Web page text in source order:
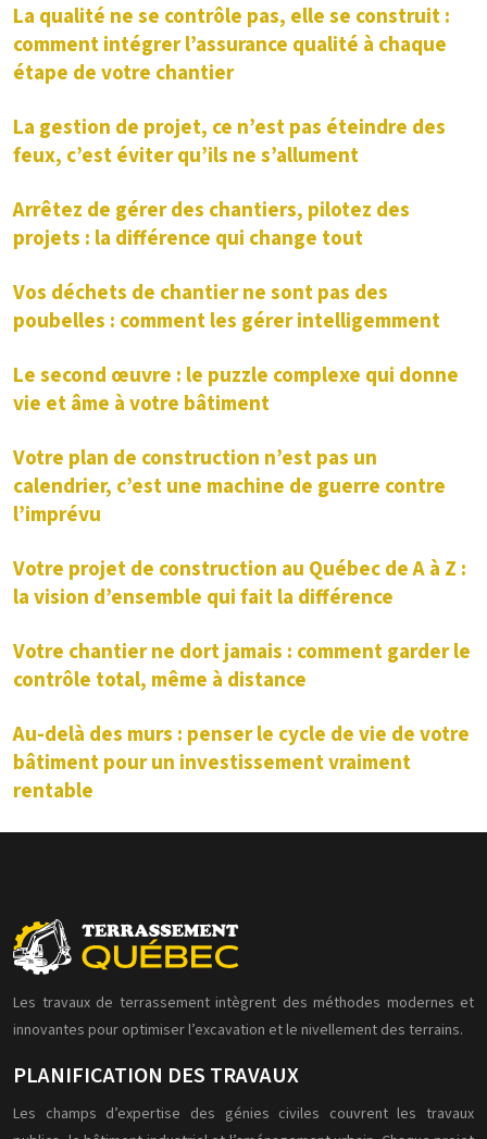
La qualité ne se contrôle pas, elle se construit :
comment intégrer l’assurance qualité à chaque
étape de votre chantier
La gestion de projet, ce n’est pas éteindre des
feux, c’est éviter qu’ils ne s’allument
Arrêtez de gérer des chantiers, pilotez des
projets : la différence qui change tout
Vos déchets de chantier ne sont pas des
poubelles : comment les gérer intelligemment
Le second œuvre : le puzzle complexe qui donne
vie et âme à votre bâtiment
Votre plan de construction n’est pas un
calendrier, c’est une machine de guerre contre
l’imprévu
Votre projet de construction au Québec de A à Z :
la vision d’ensemble qui fait la différence
Votre chantier ne dort jamais : comment garder le
contrôle total, même à distance
Au-delà des murs : penser le cycle de vie de votre
bâtiment pour un investissement vraiment
rentable
Les travaux de terrassement intègrent des méthodes modernes et
innovantes pour optimiser l’excavation et le nivellement des terrains.
PLANIFICATION DES TRAVAUX
Les champs d’expertise des génies civiles couvrent les travaux